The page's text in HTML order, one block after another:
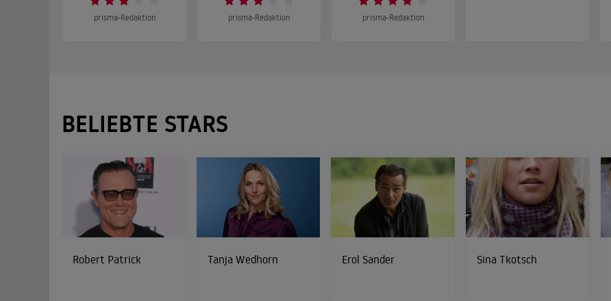
prisma-Redaktion prisma-Redaktion prisma-Redaktion
BELIEBTE STARS
Robert Patrick Tanja Wedhorn Erol Sander Sina Tkotsch